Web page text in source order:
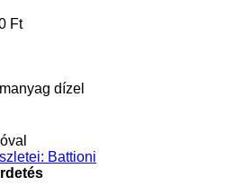
Ft
dízel
Battioni